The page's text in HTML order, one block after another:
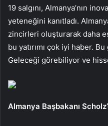
19 salgını, Almanya’nın
yeteneğini kanıtladı.
zincirleri oluşturarak daha
bu yatırımı çok iyi haber.
Geleceği görebiliyor ve
Almanya Başbakanı